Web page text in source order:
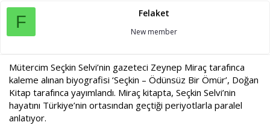
u
b
a
ş
t
a
n
r
i
h
i
F Felaket
New member
Mütercim Seçkin Selvi’nin gazeteci Zeynep Miraç tarafınca
kaleme alınan biyografisi ‘Seçkin – Ödünsüz Bir Ömür’, Doğan
Kitap tarafınca yayımlandı. Miraç kitapta, Seçkin Selvi’nin
hayatını Türkiye’nin ortasından geçtiği periyotlarla paralel
anlatıyor.